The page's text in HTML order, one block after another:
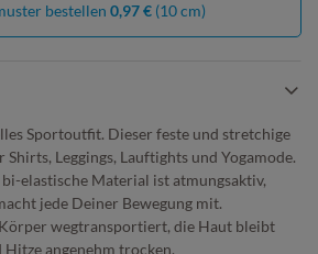
bestellen 0,97 € (10 cm)
Sportoutfit. Dieser feste und stretchige
Shirts, Leggings, Lauftights und Yogamode.
elastische Material ist atmungsaktiv,
jede Deiner Bewegung mit.
wegtransportiert, die Haut bleibt
Hitze angenehm trocken.